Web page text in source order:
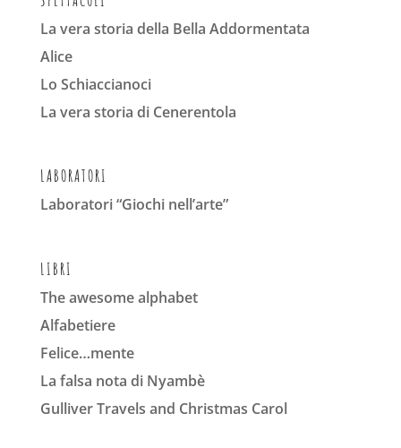
La vera storia della Bella Addormentata
Alice
Lo Schiaccianoci
La vera storia di Cenerentola
LABORATORI
Laboratori “Giochi nell’arte”
LIBRI
The awesome alphabet
Alfabetiere
Felice…mente
La falsa nota di Nyambè
Gulliver Travels and Christmas Carol